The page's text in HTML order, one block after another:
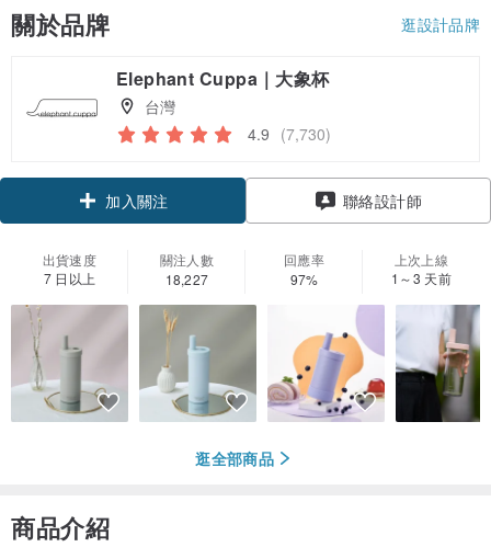
關於品牌 逛設計品牌
Elephant Cuppa｜大象杯
台灣
4.9 (7,730)
加入關注 聯絡設計師
出貨速度
7 日以上
關注人數
18,227
回應率
97%
上次上線
1～3 天前
逛全部商品
商品介紹